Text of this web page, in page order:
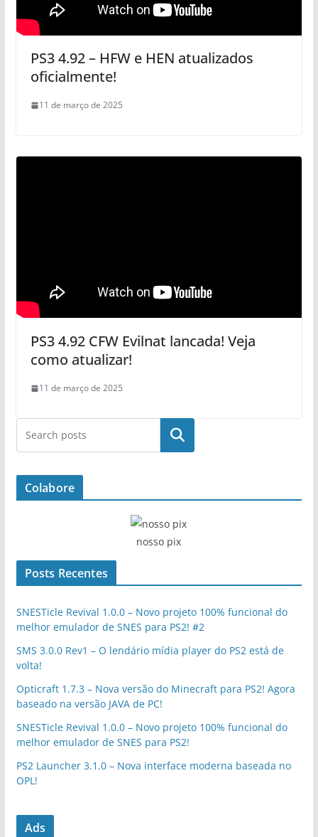
PS3 4.92 – HFW e HEN atualizados
oficialmente!
11 de março de 2025
PS3 4.92 CFW Evilnat lancada! Veja
como atualizar!
11 de março de 2025
Pesquisar
Colabore
nosso pix
Posts Recentes
SNESTicle Revival 1.0.0 – Novo projeto 100% funcional do
melhor emulador de SNES para PS2! #2
SMS 3.0.0 Rev1 – O lendário mídia player do PS2 está de
volta!
Opticraft 1.7.3 – Nova versão do Minecraft para PS2! Agora
baseado na versão JAVA de PC!
SNESTicle Revival 1.0.0 – Novo projeto 100% funcional do
melhor emulador de SNES para PS2!
PS2 Launcher 3.1.0 – Nova interface moderna baseada no
OPL!
Ads